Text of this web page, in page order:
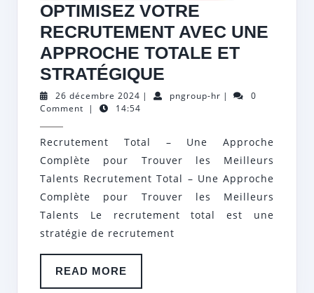
OPTIMISEZ VOTRE
RECRUTEMENT AVEC UNE
APPROCHE TOTALE ET
STRATÉGIQUE
VOTRE
AVEC
UNE
APPROCHE
TOTALE
ET
STRATÉGIQUE
26 décembre 2024 26
décembre
| pngroup-hrpngroup-
|
0
Comment | 14:54
Recrutement Total – Une Approche
Complète pour Trouver les Meilleurs
Talents Recrutement Total – Une Approche
Complète pour Trouver les Meilleurs
Talents Le recrutement total est une
stratégie de recrutement
READ MORE
MORE